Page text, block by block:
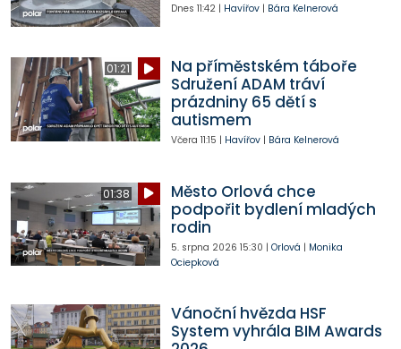
Dnes 11:42| Havířov| Bára Kelnerová
01:21
Na příměstském táboře
Sdružení ADAM tráví
prázdniny 65 dětí s
autismem
Včera 11:15 | Havířov| Bára Kelnerová
01:38
Město Orlová chce
podpořit bydlení mladých
rodin
5. srpna 2026 15:30 | Orlová | Monika
Ociepková
Vánoční hvězda HSF
System vyhrála BIM Awards